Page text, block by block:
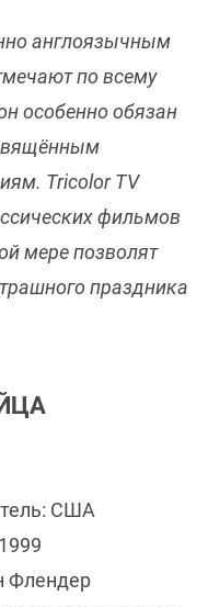
англоязычным
по всему
особенно обязан
Tricolor TV
фильмов
мере позволят
праздника
США
Флендер